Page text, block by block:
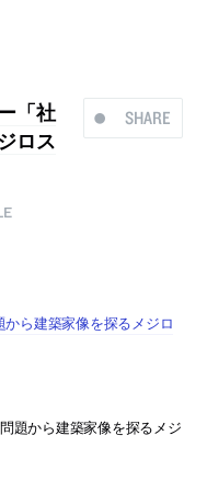
SHARE
「社
ロス
ら建築家像を探るメジロ
題から建築家像を探るメジ